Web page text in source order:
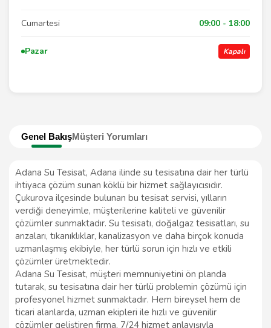
Genel BakışMüşteri Yorumları
Adana Su Tesisat, Adana ilinde su tesisatına dair her türlü
ihtiyaca çözüm sunan köklü bir hizmet sağlayıcısıdır.
Çukurova ilçesinde bulunan bu tesisat servisi, yılların
verdiği deneyimle, müşterilerine kaliteli ve güvenilir
çözümler sunmaktadır. Su tesisatı, doğalgaz tesisatları, su
arızaları, tıkanıklıklar, kanalizasyon ve daha birçok konuda
uzmanlaşmış ekibiyle, her türlü sorun için hızlı ve etkili
çözümler üretmektedir.
Adana Su Tesisat, müşteri memnuniyetini ön planda
tutarak, su tesisatına dair her türlü problemin çözümü için
profesyonel hizmet sunmaktadır. Hem bireysel hem de
ticari alanlarda, uzman ekipleri ile hızlı ve güvenilir
çözümler geliştiren firma, 7/24 hizmet anlayışıyla
Cumartesi 09:00 - 18:00
Pazar Kapalı